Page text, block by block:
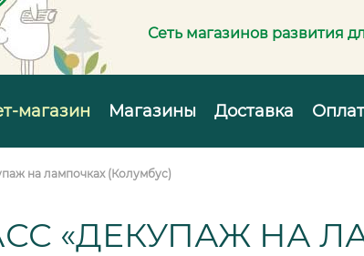
Сеть магазинов развития
магазин Магазины Доставка
на лампочках (Колумбус)
«ДЕКУПАЖ НА